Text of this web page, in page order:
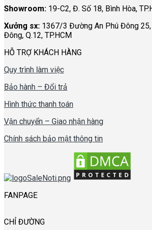
Showroom: 19-C2, Đ. Số 18, Bình Hòa,
Xưởng sx: 1367/3 Đường An Phú Đông 25,
Đông, Q.12, TP.HCM
HỖ TRỢ KHÁCH HÀNG
Quy trình làm việc
Bảo hành – Đổi trả
Hình thức thanh toán
Vận chuyển – Giao nhận hàng
Chính sách bảo mật thông tin
FANPAGE
CHỈ ĐƯỜNG